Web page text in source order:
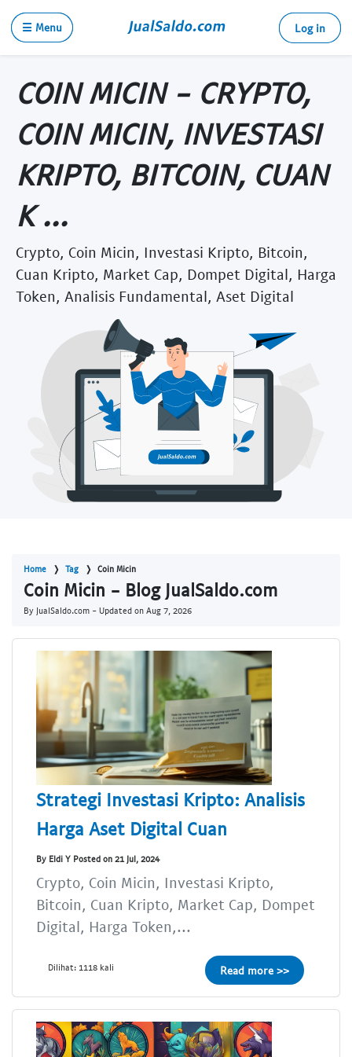
☰ Menu Log in
COIN MICIN - CRYPTO,
COIN MICIN, INVESTASI
KRIPTO, BITCOIN, CUAN
K ...
Crypto, Coin Micin, Investasi Kripto, Bitcoin,
Cuan Kripto, Market Cap, Dompet Digital, Harga
Token, Analisis Fundamental, Aset Digital
Home Tag Coin Micin
Coin Micin - Blog JualSaldo.com
By JualSaldo.com - Updated on Aug 7, 2026
Strategi Investasi Kripto: Analisis
Harga Aset Digital Cuan
By Eldi Y Posted on 21 Jul, 2024
Crypto, Coin Micin, Investasi Kripto,
Bitcoin, Cuan Kripto, Market Cap, Dompet
Digital, Harga Token,...
Dilihat: 1118 kali Read more >>